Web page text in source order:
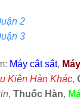
2
3
Máy cắt sắt,
Kiện Hàn Khác,
, Thuốc Hàn,